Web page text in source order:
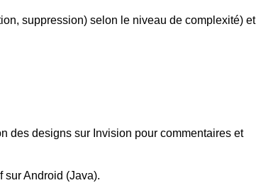
suppression) selon le niveau de complexité) et
des designs sur Invision pour commentaires et
sur Android (Java).